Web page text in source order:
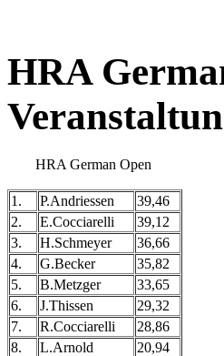
HRA
HRA German Open
1. P.Andriessen
39,46
2.
E.Cocciarelli
39,12
3.
H.Schmeyer
36,66
4.
G.Becker
35,82
5.
B.Metzger
33,65
6.
J.Thissen
29,32
7.
R.Cocciarelli
28,86
8.
L.Arnold
20,94